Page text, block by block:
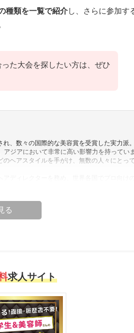
種類を一覧で紹介し、さらに参加す
た大会を探したい方は、ぜひ
、数々の国際的な美容賞を受賞した実力派
ジアにおいて非常に高い影響力を持ってい
ヘアスタイルを手がけ、無数の人々にとっ
とどまらず、自信とセンスを高める鍵である
ナー」
創設者
あり、10万人以上のプロ美容師を指導
求人サイト